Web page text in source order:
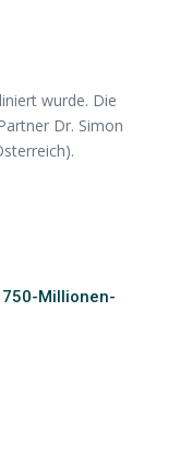
wurde. Die
Dr. Simon
Millionen-